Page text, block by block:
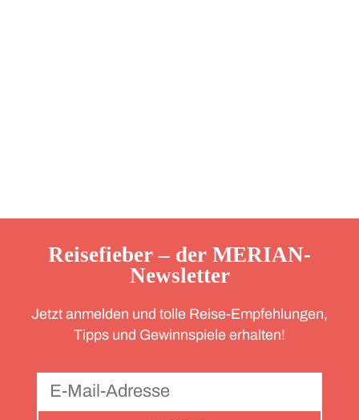
Reisefieber – der MERIAN-
Newsletter
Jetzt anmelden und tolle Reise-Empfehlungen,
Tipps und Gewinnspiele erhalten!